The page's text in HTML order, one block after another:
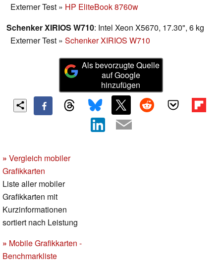
Externer Test » HP EliteBook 8760w
Schenker XIRIOS W710: Intel Xeon X5670, 17.30", 6 kg
Externer Test » Schenker XIRIOS W710
Als bevorzugte Quelle
auf Google
hinzufügen
» Vergleich mobiler
Grafikkarten
Liste aller mobiler
Grafikkarten mit
Kurzinformationen
sortiert nach Leistung
» Mobile Grafikkarten -
Benchmarkliste